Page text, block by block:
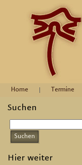
Home Termine
Suchen
Hier weiter